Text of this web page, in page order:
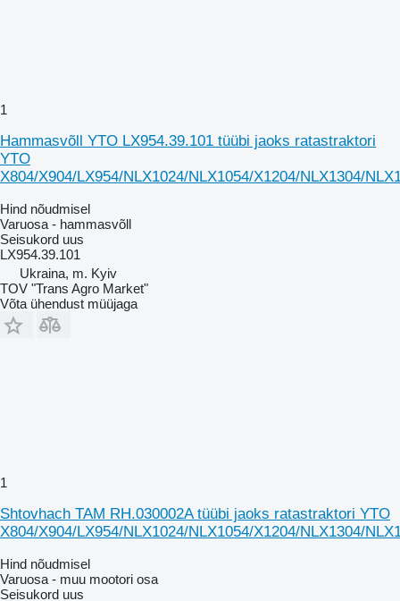
1
Hammasvõll YTO LX954.39.101 tüübi jaoks ratastraktori
YTO
X804/X904/LX954/NLX1024/NLX1054/X1204/NLX1304/
Hind nõudmisel
Varuosa - hammasvõll
Seisukord uus
LX954.39.101
Ukraina, m. Kyiv
TOV "Trans Agro Market"
Võta ühendust müüjaga
1
Shtovhach TAM RH.030002A tüübi jaoks ratastraktori YTO
X804/X904/LX954/NLX1024/NLX1054/X1204/NLX1304/
Hind nõudmisel
Varuosa - muu mootori osa
Seisukord uus